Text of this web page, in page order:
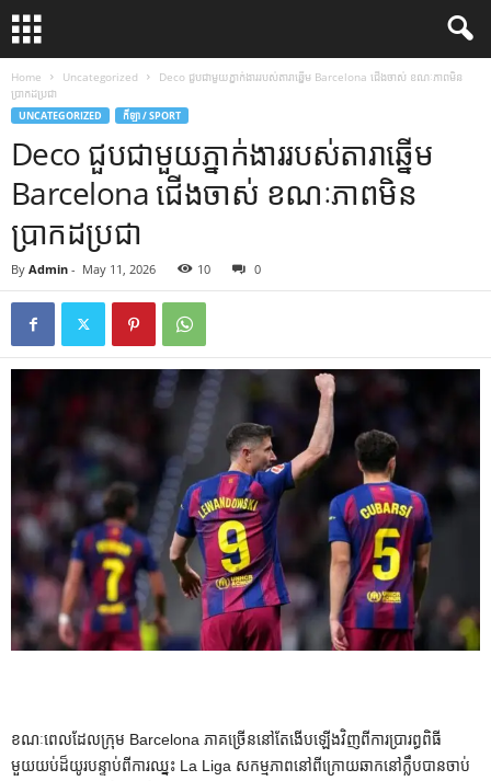
Home Uncategorized
Deco ជួបជាមួយភ្នាក់ងាររបស់តារាឆ្នើម Barcelona ជើងចាស់ ខណៈភាពមិន
ប្រាកដប្រជា
UNCATEGORIZED កីឡា / SPORT
Deco ជួបជាមួយភ្នាក់ងាររបស់តារាឆ្នើម
Barcelona ជើងចាស់ ខណៈភាពមិន
ប្រាកដប្រជា
By Admin - May 11, 2026 10 0
ខណៈពេលដែលក្រុម Barcelona ភាគច្រើននៅតែងើបឡើងវិញពីការប្រារព្ធពិធី
មួយយប់ដ៏យូរបន្ទាប់ពីការឈ្នះ La Liga សកម្មភាពនៅពីក្រោយឆាកនៅក្លឹបបានចាប់